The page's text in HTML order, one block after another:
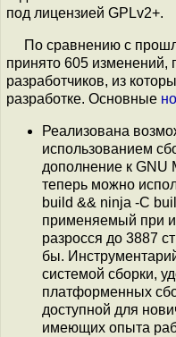
под лицензией GPLv2+.
По сравнению с
принято 605 изменений,
разработчиков, из
разработке. Основные
Реализована
использованием
дополнение к GNU
теперь можно
build && ninja -C
применяемый при
разросся до 3887
бы.
системой сборки,
платформенных
доступной для
имеющих опыта